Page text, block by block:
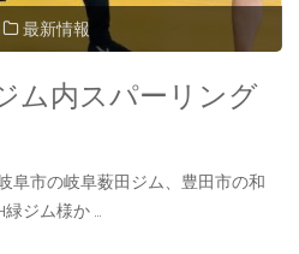
最新情報
ム内スパーリング
阜市の岐阜薮田ジム、豊田市の和
ジム様か …